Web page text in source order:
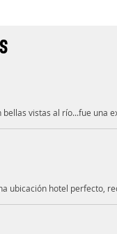
vistas al río...fue una
ubicación hotel perfecto,